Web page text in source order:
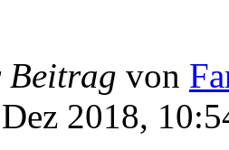
Beitrag von
2018,